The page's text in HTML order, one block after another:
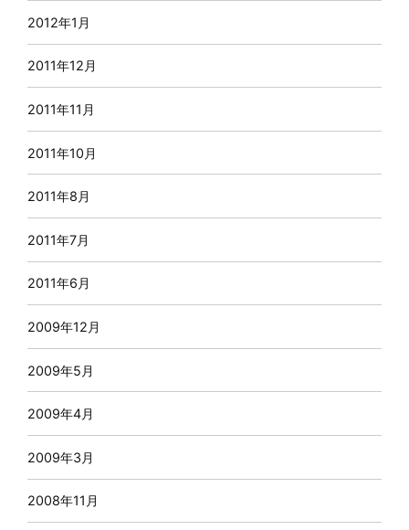
2012年1月
2011年12月
2011年11月
2011年10月
2011年8月
2011年7月
2011年6月
2009年12月
2009年5月
2009年4月
2009年3月
2008年11月